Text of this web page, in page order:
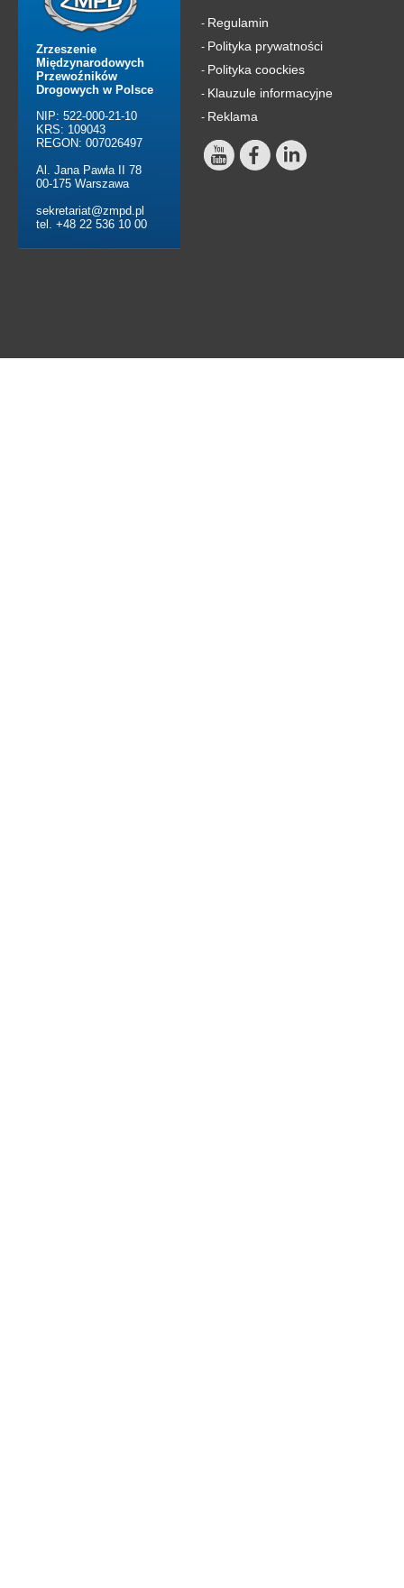
Zrzeszenie
Międzynarodowych
Przewoźników
Drogowych w Polsce
NIP: 522-000-21-10
KRS: 109043
REGON: 007026497
Al. Jana Pawła II 78
00-175 Warszawa
sekretariat@zmpd.pl
tel. +48 22 536 10 00
- Regulamin
- Polityka prywatności
- Polityka coockies
- Klauzule informacyjne
- Reklama